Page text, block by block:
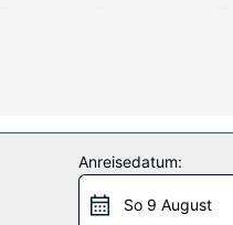
Badezimmer, die über
Snackbar. Ein
Anreisedatum:
So 9 August